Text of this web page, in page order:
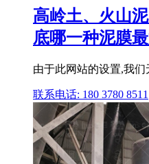
高岭土、火山
底哪一种泥膜
由于此网站的设置,我们
联系电话: 180 3780 8511